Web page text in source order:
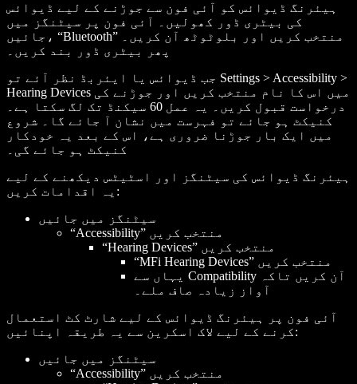
ہیئرنگ ڈیوائس کو آئی فون سے جوڑنے کے لیے ڈیوائس
کی بیٹری ڈور کھولیں۔ آئی فون پر سیٹنگز میں
جائیں، “Bluetooth” منتخب کریں اور بلوٹوٹھ آن کریں۔
پھر بیٹری ڈور بند کریں۔
جب ڈیوائس یا ایئربڈ نظر آئے تو Settings > Accessibility >
Hearing Devices میں اس کا نام منتخب کریں اور جوڑنے کی
درخواست قبول کریں۔ یہ عمل 60 سیکنڈ تک لگ سکتا ہے۔
کنیکٹ ہو جائے تو فہرست میں نشان آ جائے گا۔ شروع
میں ایک بار جوڑنا ضروری ہے، اس کے بعد یہ خودکار
کنیکٹ ہو جائے گی۔
ہیئرنگ ڈیوائس کی سیٹنگز اور اسٹیٹس دیکھنے کے لیے
یہ اقدامات کریں:
سیٹنگز میں جائیں
“Accessibility” منتخب کریں
“Hearing Devices” منتخب کریں
“MFi Hearing Devices” منتخب کریں
یہاں سے Compatibility آن کریں تاکہ
آواز زیادہ صاف ملے۔
آئی فون پر ہیئرنگ ڈیوائس کے لیے شارٹ کٹ استعمال
کرنے کے لیے لاک اسکرین سے یہ طریقہ اپنائیں:
سیٹنگز میں جائیں
“Accessibility” منتخب کریں